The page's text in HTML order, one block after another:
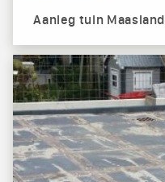
Aanleg tuin Maasland